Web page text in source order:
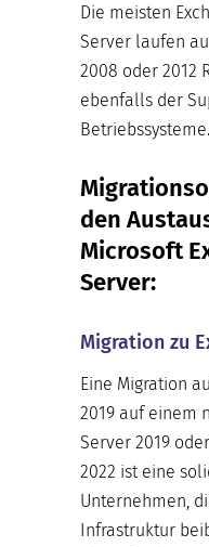
Die meisten
Server laufen
2008 oder 2012
ebenfalls der
Betriebssysteme.
den
Microsoft
Server:
Migration zu
Eine Migration
2019 auf einem
Server 2019
2022 ist eine
Unternehmen,
Infrastruktur